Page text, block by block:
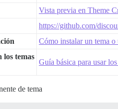
Vista previa en Theme
https://github.com/
Cómo instalar un tema o
los temas
Guía básica para usar
de tema